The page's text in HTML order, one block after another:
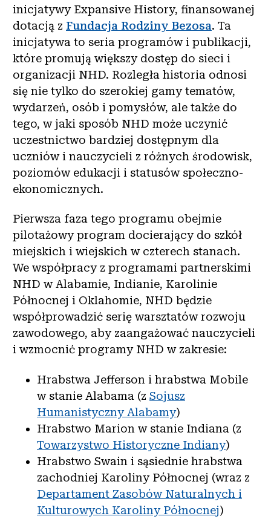
inicjatywy Expansive History, finansowanej
dotacją z Fundacja Rodziny Bezosa. Ta
inicjatywa to seria programów i publikacji,
które promują większy dostęp do sieci i
organizacji NHD. Rozległa historia odnosi
się nie tylko do szerokiej gamy tematów,
wydarzeń, osób i pomysłów, ale także do
tego, w jaki sposób NHD może uczynić
uczestnictwo bardziej dostępnym dla
uczniów i nauczycieli z różnych środowisk,
poziomów edukacji i statusów społeczno-
ekonomicznych.
Pierwsza faza tego programu obejmie
pilotażowy program docierający do szkół
miejskich i wiejskich w czterech stanach.
We współpracy z programami partnerskimi
NHD w Alabamie, Indianie, Karolinie
Północnej i Oklahomie, NHD będzie
współprowadzić serię warsztatów rozwoju
zawodowego, aby zaangażować nauczycieli
i wzmocnić programy NHD w zakresie:
Hrabstwa Jefferson i hrabstwa Mobile
w stanie Alabama (z Sojusz
Humanistyczny Alabamy)
Hrabstwo Marion w stanie Indiana (z
Towarzystwo Historyczne Indiany)
Hrabstwo Swain i sąsiednie hrabstwa
zachodniej Karoliny Północnej (wraz z
Departament Zasobów Naturalnych i
Kulturowych Karoliny Północnej)